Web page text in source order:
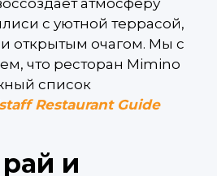
атмосферу
с уютной террасой,
открытым очагом. Мы с
что ресторан Mimino
список
Restaurant Guide
и